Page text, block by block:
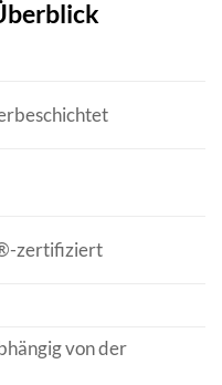
zertifiziert
von der